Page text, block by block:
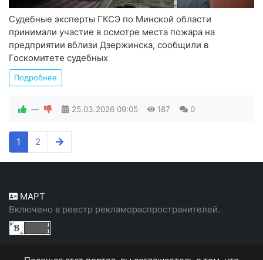
Судебные эксперты ГКСЭ по Минской области
принимали участие в осмотре места пожара на
предприятии вблизи Дзержинска, сообщили в
Госкомитете судебных
Подробнее
— 25.03.2026 09:05 187 0
1 2
МАРТ
Включено в реестр рекламораспространителей.